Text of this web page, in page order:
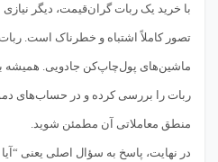
با خرید یک ربات گران‌قیمت، دیگر
تصور کاملاً اشتباه و خطرناک است.
منطق معاملاتی آن مطمئن شوید.
در نهایت، پاسخ به سؤال اصلی یعنی